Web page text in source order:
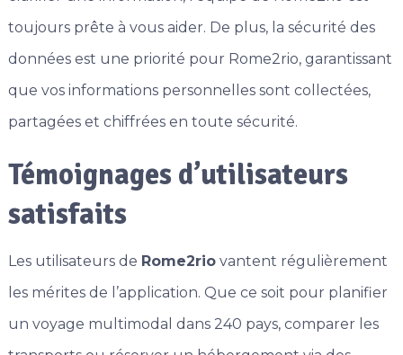
toujours prête à vous aider. De plus, la sécurité des
données est une priorité pour Rome2rio, garantissant
que vos informations personnelles sont collectées,
partagées et chiffrées en toute sécurité.
Témoignages d’utilisateurs
satisfaits
Les utilisateurs de Rome2riovantent régulièrement
les mérites de l’application. Que ce soit pour planifier
un voyage multimodal dans 240 pays, comparer les